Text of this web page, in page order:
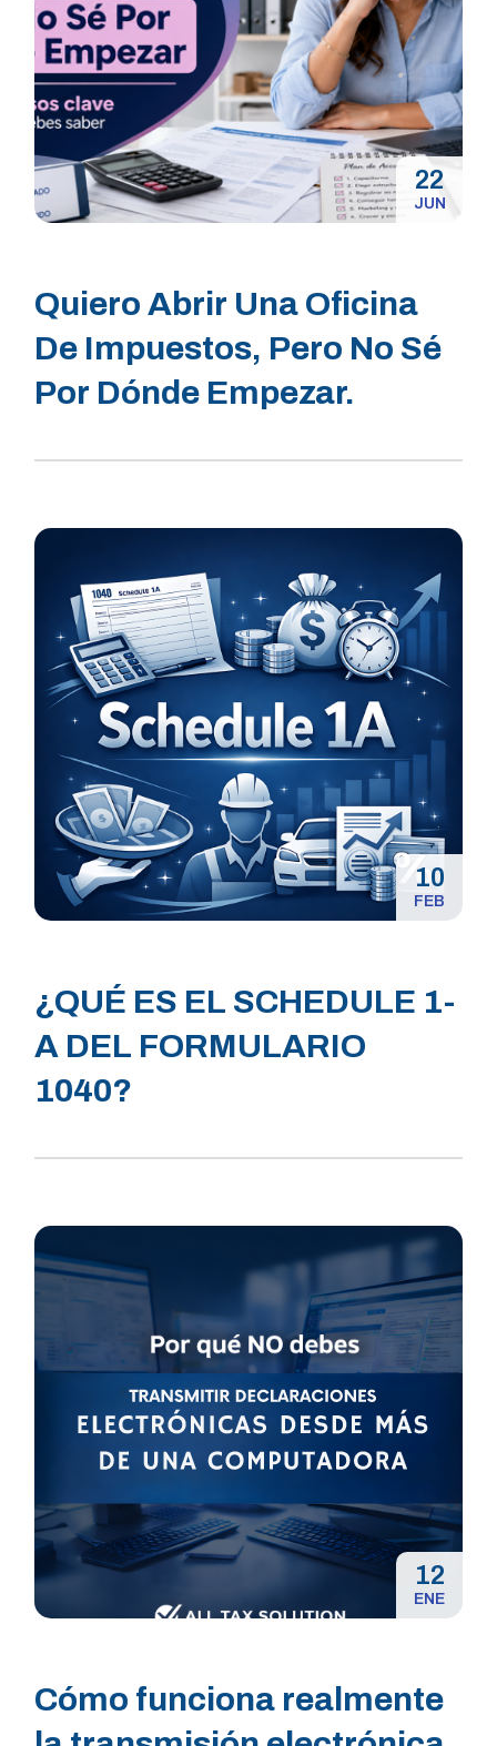
22
JUN
Quiero Abrir Una Oficina
De Impuestos, Pero No Sé
Por Dónde Empezar.
10
FEB
¿QUÉ ES EL SCHEDULE 1-
A DEL FORMULARIO
1040?
12
ENE
Cómo funciona realmente